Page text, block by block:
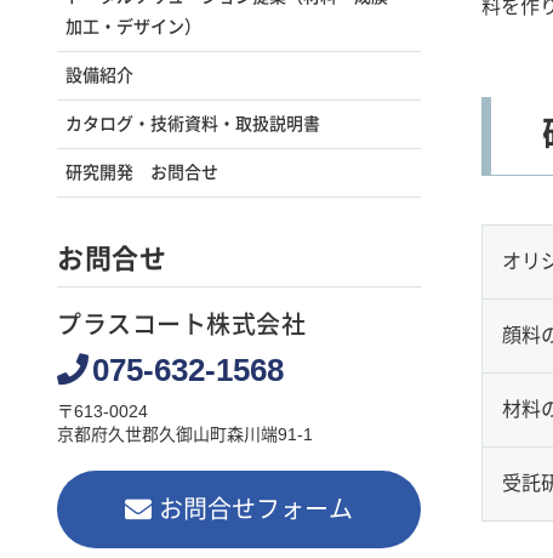
料を作
オリ
顔料
材料
受託
加工・デザイン）
設備紹介
カタログ・技術資料・取扱説明書
研究開発 お問合せ
お問合せ
プラスコート株式会社
075-632-1568
〒613-0024
京都府久世郡久御山町森川端91-1
お問合せフォーム